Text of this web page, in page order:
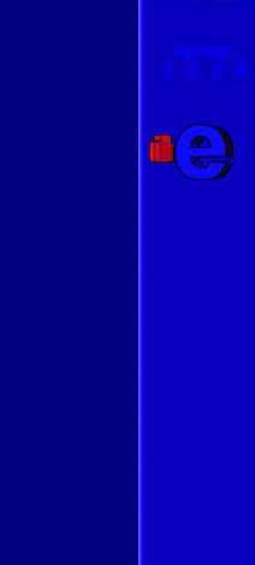
архив:
1
2 3 4